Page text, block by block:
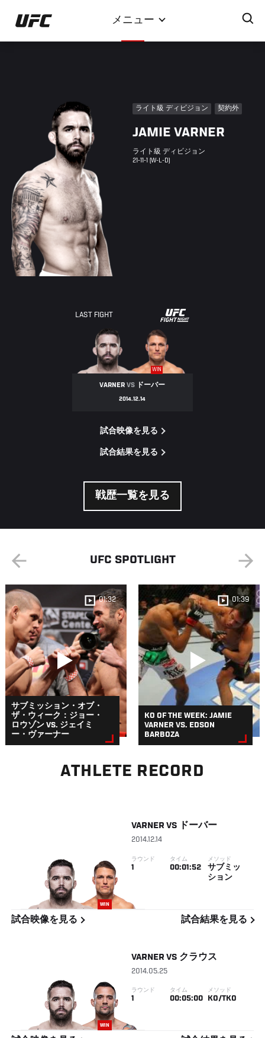
イ
ン
メニュー
ライト級 ディビジョン 契約外
JAMIE VARNER
ライト級 ディビジョン
21-11-1 (W-L-D)
LAST FIGHT
UFC
FIGHT
NIGHT
WIN
VARNERVS ドーバー
2014.12.14
試合映像を見る
試合結果を見る
戦歴一覧を見る
UFC SPOTLIGHT
01:32
サブミッション・オブ・
ザ・ウィーク：ジョー・
ロウゾン VS. ジェイミ
ー・ヴァーナー
01:39
KO OF THE WEEK: JAMIE
VARNER VS. EDSON
BARBOZA
ATHLETE RECORD
WIN
VARNER VS ドーバー
2014.12.14
ラウンド
1
タイム
00:01:52
メソッド
サブミッ
ション
試合映像を見る 試合結果を見る
WIN
VARNER VS クラウス
2014.05.25
ラウンド
1
タイム
00:05:00
メソッド
KO/TKO